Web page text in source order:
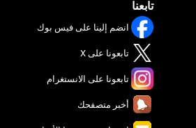
تابعنا
انضم إلينا على فيس بوك
تابعونا على X
تابعونا على الانستغرام
أخبر متصفحك